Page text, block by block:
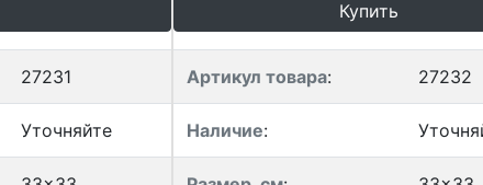
27231
Уточняйте
Купить
Артикул товара: 27232
Наличие: